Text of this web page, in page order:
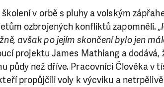
v orbě s pluhy a volským
ozbrojených konfliktů zapomněli.
avšak po jejím skončení bylo jen
projektu James Mathiang a dodává,
půdy než dříve. Pracovníci Člověka v
propůjčili voly k výcviku a
DĚLÁME?
neobejdeme se bez Vaší
nebo se stanete pravidelným dárcem
vždy tam, kde je to nejvíce